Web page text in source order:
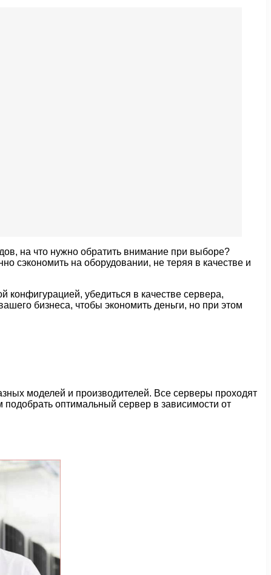
на что нужно обратить внимание при выборе?
сэкономить на оборудовании, не теряя в качестве и
конфигурацией, убедиться в качестве сервера,
бизнеса, чтобы экономить деньги, но при этом
моделей и производителей. Все серверы проходят
оптимальный сервер в зависимости от